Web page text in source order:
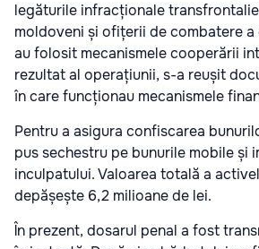
legăturile infracționale
moldoveni și ofițerii de combatere
au folosit mecanismele cooperării
rezultat al operațiunii, s-a reușit
în care funcționau mecanismele
Pentru a asigura confiscarea
pus sechestru pe bunurile mobile și
inculpatului. Valoarea totală a
depășește 6,2 milioane de lei.
În prezent, dosarul penal a fost